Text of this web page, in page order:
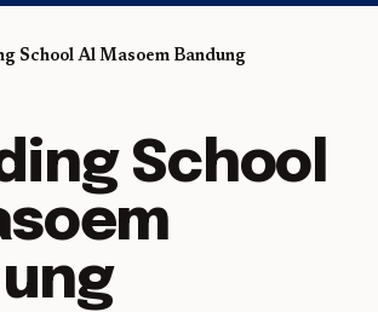
School Al Masoem Bandung
School